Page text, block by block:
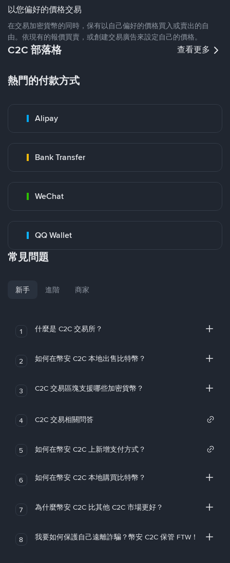
以您偏好的價格交易
在交易加密貨幣的同時，保有以自己偏好的價格買入或賣出的自
由。依現有的報價買賣，或創建交易廣告來設定自己的價格。
C2C 部落格 查看更多
熱門的付款方式
Alipay
Bank Transfer
WeChat
QQ Wallet
常見問題
新手 進階 商家
1 什麼是 C2C 交易所？
2 如何在幣安 C2C 本地出售比特幣？
3 C2C 交易區塊支援哪些加密貨幣？
4 C2C 交易相關問答
5 如何在幣安 C2C 上新增支付方式？
6 如何在幣安 C2C 本地購買比特幣？
7 為什麼幣安 C2C 比其他 C2C 市場更好？
8 我要如何保護自己遠離詐騙？幣安 C2C 保管 FTW！